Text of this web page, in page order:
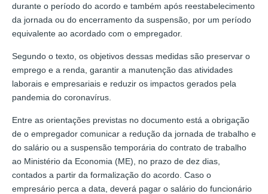
durante o período do acordo e também após reestabelecimento
da jornada ou do encerramento da suspensão, por um período
equivalente ao acordado com o empregador.
Segundo o texto, os objetivos dessas medidas são preservar o
emprego e a renda, garantir a manutenção das atividades
laborais e empresariais e reduzir os impactos gerados pela
pandemia do coronavírus.
Entre as orientações previstas no documento está a obrigação
de o empregador comunicar a redução da jornada de trabalho e
do salário ou a suspensão temporária do contrato de trabalho
ao Ministério da Economia (ME), no prazo de dez dias,
contados a partir da formalização do acordo. Caso o
empresário perca a data, deverá pagar o salário do funcionário